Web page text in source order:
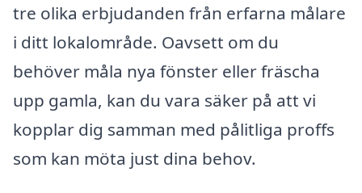
tre olika erbjudanden från erfarna målare
i ditt lokalområde. Oavsett om du
behöver måla nya fönster eller fräscha
upp gamla, kan du vara säker på att vi
kopplar dig samman med pålitliga proffs
som kan möta just dina behov.